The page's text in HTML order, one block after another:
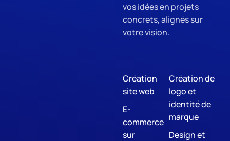
vos idées en projets
concrets, alignés sur
votre vision.
Création
site web
E-
commerce
sur
Création de
logo et
identité de
marque
Design et